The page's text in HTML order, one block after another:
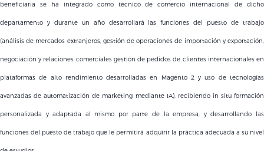
beneficiaria se ha integrado como técnico de comercio internacional de dicho
departamento y durante un año desarrollará las funciones del puesto de trabajo
(análisis de mercados extranjeros, gestión de operaciones de importación y exportación,
negociación y relaciones comerciales gestión de pedidos de clientes internacionales en
plataformas de alto rendimiento desarrolladas en Magento 2 y uso de tecnologías
avanzadas de automatización de marketing mediante IA), recibiendo in situ formación
personalizada y adaptada al mismo por parte de la empresa, y desarrollando las
funciones del puesto de trabajo que le permitirá adquirir la práctica adecuada a su nivel